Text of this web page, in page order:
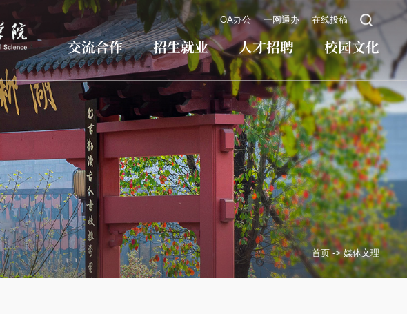
OA办公 一网通办 在线投稿
交流合作 招生就业 人才招聘 校园文化
首页 ->媒体文理